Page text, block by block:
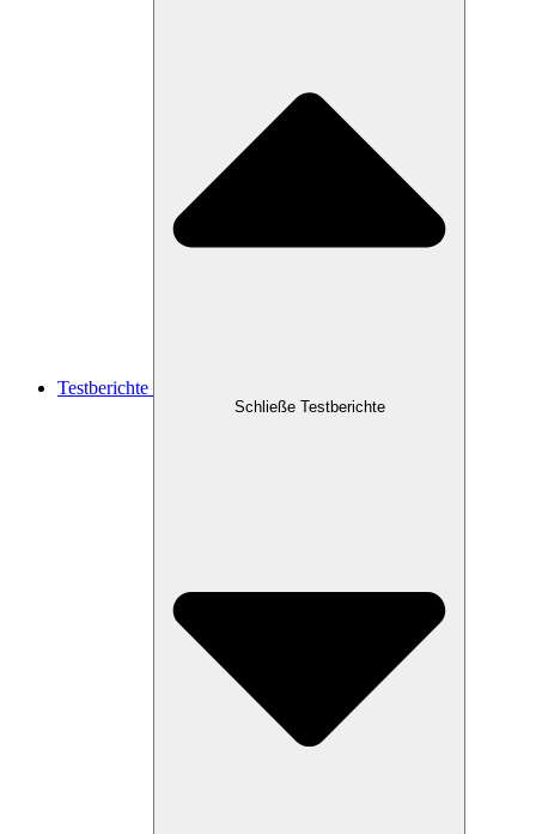
Testberichte
Schließe Testberichte